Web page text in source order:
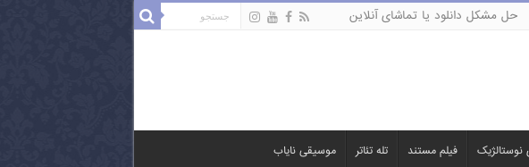
حل مشکل دانلود یا تماشای آنلاین
فیلم مستند تله تئاتر موسیقی نایاب